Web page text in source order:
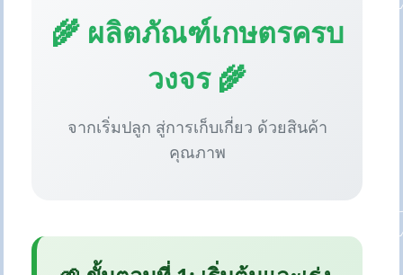
🌾 ผลิตภัณฑ์เกษตรครบ
วงจร 🌾
จากเริ่มปลูก สู่การเก็บเกี่ยว ด้วยสินค้า
คุณภาพ